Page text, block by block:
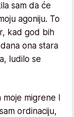
sam da će
agoniju. To
kad god bih
ona stara
ludilo se
migrene I
ordinaciju,